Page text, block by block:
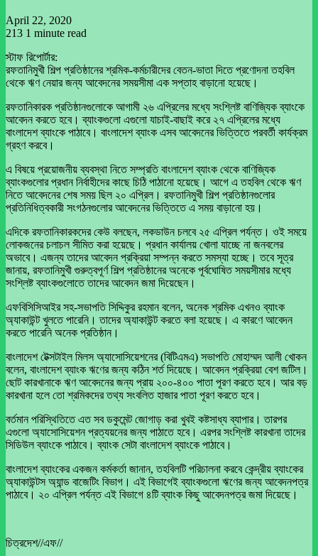
April 22, 2020
213 1 minute read
স্টাফ রিপোর্টার:
রফতানিমুখী শিল্প প্রতিষ্ঠানের শ্রমিক-কর্মচারীদের বেতন-ভাতা দিতে প্রণোদনা তহবিল
থেকে ঋণ নেয়ার জন্য আবেদনের সময়সীমা এক সপ্তাহ বাড়ানো হয়েছে।
রফতানিকারক প্রতিষ্ঠানগুলোকে আগামী ২৬ এপ্রিলের মধ্যে সংশ্লিষ্ট বাণিজ্যিক ব্যাংকে
আবেদন করতে হবে। ব্যাংকগুলো এগুলো যাচাই-বাছাই করে ২৭ এপ্রিলের মধ্যে
বাংলাদেশ ব্যাংকে পাঠাবে। বাংলাদেশ ব্যাংক এসব আবেদনের ভিত্তিতে পরবর্তী কার্যক্রম
গ্রহণ করবে।
এ বিষয়ে প্রয়োজনীয় ব্যবস্থা নিতে সম্প্রতি বাংলাদেশ ব্যাংক থেকে বাণিজ্যিক
ব্যাংকগুলোর প্রধান নির্বাহীদের কাছে চিঠি পাঠানো হয়েছে। আগে এ তহবিল থেকে ঋণ
নিতে আবেদনের শেষ সময় ছিল ২০ এপ্রিল। রফতানিমুখী শিল্প প্রতিষ্ঠানগুলোর
প্রতিনিধিত্বকারী সংগঠনগুলোর আবেদনের ভিত্তিতে এ সময় বাড়ানো হয়।
এদিকে রফতানিকারকদের কেউ বলছেন, লকডাউন চলবে ২৫ এপ্রিল পর্যন্ত। ওই সময়ে
লোকজনের চলাচল সীমিত করা হয়েছে। প্রধান কার্যালয় খোলা যাচ্ছে না জনবলের
অভাবে। এজন্য তাদের আবেদন প্রক্রিয়া সম্পন্ন করতে সমস্যা হচ্ছে। তবে সূত্র
জানায়, রফতানিমুখী গুরুত্বপূর্ণ শিল্প প্রতিষ্ঠানের অনেকে পূর্বঘোষিত সময়সীমার মধ্যে
সংশ্লিষ্ট ব্যাংকগুলোতে তাদের আবেদন জমা দিয়েছেন।
এফবিসিসিআইর সহ-সভাপতি সিদ্দিকুর রহমান বলেন, অনেক শ্রমিক এখনও ব্যাংক
অ্যাকাউন্ট খুলতে পারেনি। তাদের অ্যাকাউন্ট করতে বলা হয়েছে। এ কারণে আবেদন
করতে পারেনি অনেক প্রতিষ্ঠান।
বাংলাদেশ টেক্সটাইল মিলস অ্যাসোসিয়েশনের (বিটিএমএ) সভাপতি মোহাম্মদ আলী খোকন
বলেন, বাংলাদেশ ব্যাংক ঋণের জন্য কঠিন শর্ত দিয়েছে। আবেদন প্রক্রিয়া বেশ জটিল।
ছোট কারখানাকে ঋণ আবেদনের জন্য প্রায় ২০০-৪০০ পাতা পূরণ করতে হবে। আর বড়
কারখানা হলে তো শ্রমিকদের তথ্য সংবলিত হাজার পাতা পূরণ করতে হবে।
বর্তমান পরিস্থিতিতে এত সব ডকুমেন্ট জোগাড় করা খুবই কষ্টসাধ্য ব্যাপার। তারপর
এগুলো অ্যাসোসিয়েশন প্রত্যয়নের জন্য পাঠাতে হবে। এরপর সংশ্লিষ্ট কারখানা তাদের
সিডিউল ব্যাংকে পাঠাবে। ব্যাংক সেটা বাংলাদেশ ব্যাংকে পাঠাবে।
বাংলাদেশ ব্যাংকের একজন কর্মকর্তা জানান, তহবিলটি পরিচালনা করবে কেন্দ্রীয় ব্যাংকের
অ্যাকাউন্টস অ্যান্ড বাজেটিং বিভাগ। এই বিভাগেই ব্যাংকগুলো ঋণের জন্য আবেদনপত্র
পাঠাবে। ২০ এপ্রিল পর্যন্ত এই বিভাগে ৪টি ব্যাংক কিছু আবেদনপত্র জমা দিয়েছে।
চিত্রদেশ//এফ//